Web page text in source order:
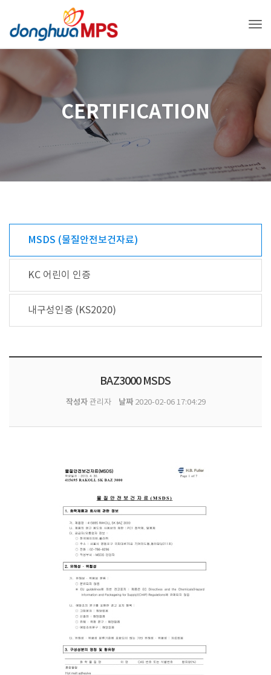
CERTIFICATION
MSDS (물질안전보건자료)
KC 어린이 인증
내구성인증 (KS2020)
BAZ3000 MSDS
작성자관리자 날짜2020-02-06 17:04:29